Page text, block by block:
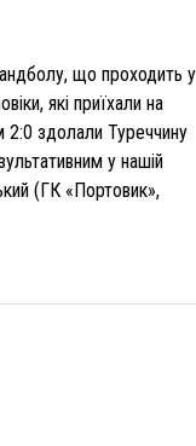
що проходить у
які приїхали на
2:0 здолали Туреччину
у нашій
(ГК «Портовик»,